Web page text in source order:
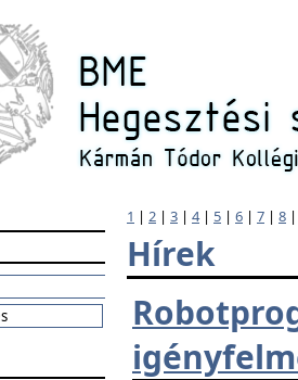
1 | 2 | 3 | 4| 5 | 6 | 7 | 8
Hírek